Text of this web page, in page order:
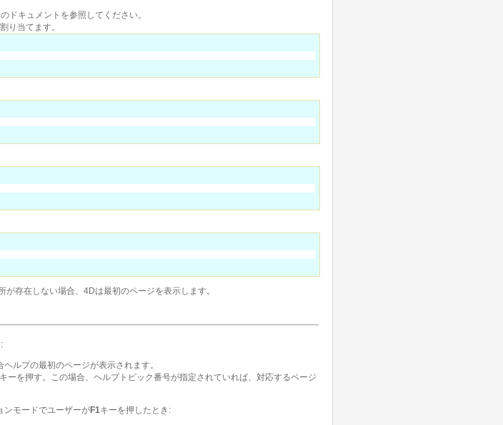
ドキュメントを参照してください。
り当てます。
存在しない場合、4Dは最初のページを表示します。
ルプの最初のページが表示されます。
キーを押す。この場合、ヘルプトピック番号が指定されていれば、対応するページ
ンモードでユーザーがF1キーを押したとき: